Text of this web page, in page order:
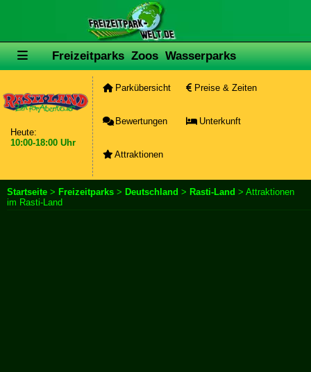
Freizeitparks Zoos Wasserparks
Heute:
10:00-18:00 Uhr
Parkübersicht Preise & Zeiten
Bewertungen Unterkunft
Attraktionen
Startseite > Freizeitparks > Deutschland > Rasti-Land > Attraktionen
im Rasti-Land